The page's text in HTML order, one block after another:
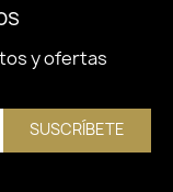
y ofertas
SUSCRÍBETE